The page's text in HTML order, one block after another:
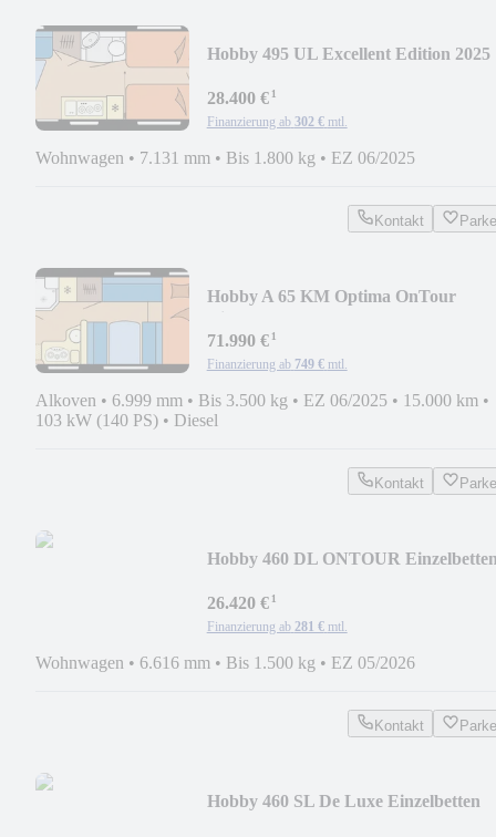
Hobby 495 UL Excellent Edition 2025
28.400 €¹
Finanzierung ab 302 € mtl.
Wohnwagen • 7.131 mm • Bis 1.800 kg • EZ 06/2025
Kontakt
Hobby A 65 KM Optima OnTour
71.990 €¹
Finanzierung ab 749 € mtl.
Alkoven • 6.999 mm • Bis 3.500 kg • EZ 06/2025 • 15.000 km •
103 kW (140 PS) • Diesel
Kontakt
Hobby 460 DL ONTOUR
26.420 €¹
Finanzierung ab 281 € mtl.
Wohnwagen • 6.616 mm • Bis 1.500 kg • EZ 05/2026
Kontakt
Hobby 460 SL De Luxe Einzelbetten